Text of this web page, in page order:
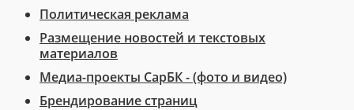
Политическая реклама
Размещение новостей и текстовых
материалов
Медиа-проекты СарБК - (фото и видео)
Брендирование страниц